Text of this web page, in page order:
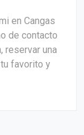
en Cangas
de contacto
reservar una
favorito y